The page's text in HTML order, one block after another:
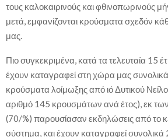
τους καλοκαιρινούς και φθινοπωρινούς
μετά, εμφανίζονται κρούσματα σχεδόν
μας.
Πιο συγκεκριμένα, κατά τα τελευταία 15
έχουν καταγραφεί στη χώρα μας
κρούσματα λοίμωξης από ιό Δυτικού
αριθμό 145 κρουσμάτων ανά έτος), εκ
(70/%) παρουσίασαν εκδηλώσεις από το
σύστημα, και έχουν καταγραφεί συνολικά